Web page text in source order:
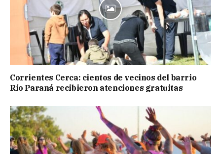
Corrientes Cerca: cientos de vecinos del barrio
Río Paraná recibieron atenciones gratuitas